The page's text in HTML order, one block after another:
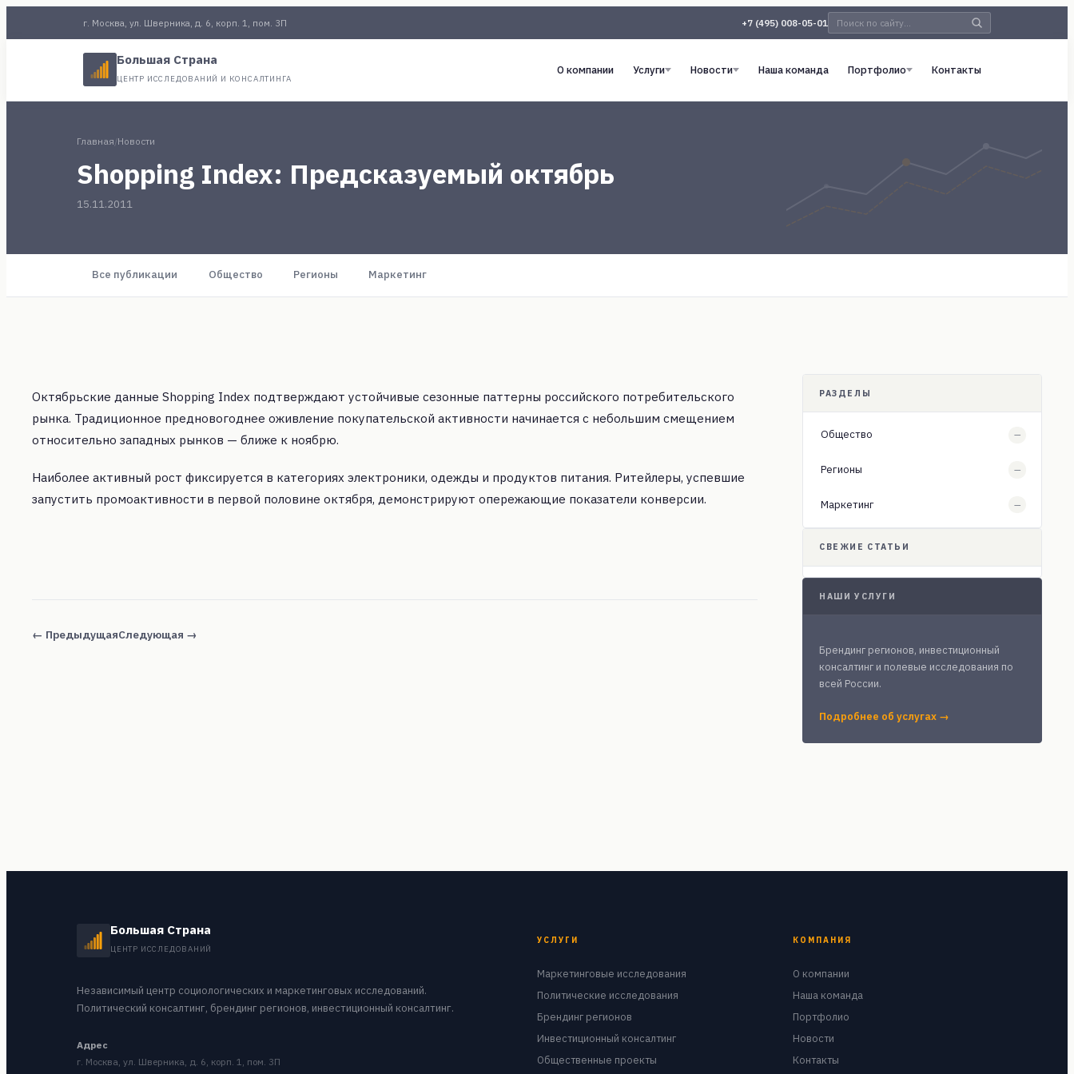
г. Москва, ул. Шверника, д. 6, корп. 1, пом. 3П +7 (495) 008-05-01
Большая Страна
ЦЕНТР ИССЛЕДОВАНИЙ И КОНСАЛТИНГА
О компании Услуги Новости Наша команда Портфолио Контакты
Главная/Новости
Shopping Index: Предсказуемый октябрь
15.11.2011
Все публикации Общество Регионы Маркетинг
Октябрьские данные Shopping Index подтверждают устойчивые сезонные паттерны российского потребительского
рынка. Традиционное предновогоднее оживление покупательской активности начинается с небольшим смещением
относительно западных рынков — ближе к ноябрю.
Наиболее активный рост фиксируется в категориях электроники, одежды и продуктов питания. Ритейлеры, успевшие
запустить промоактивности в первой половине октября, демонстрируют опережающие показатели конверсии.
← ПредыдущаяСледующая →
РАЗДЕЛЫ
Общество —
Регионы —
Маркетинг —
СВЕЖИЕ СТАТЬИ
НАШИ УСЛУГИ
Брендинг регионов, инвестиционный
консалтинг и полевые исследования по
всей России.
Подробнее об услугах →
Большая Страна
ЦЕНТР ИССЛЕДОВАНИЙ
Независимый центр социологических и маркетинговых исследований.
Политический консалтинг, брендинг регионов, инвестиционный консалтинг.
Адрес
г. Москва, ул. Шверника, д. 6, корп. 1, пом. 3П
УСЛУГИ
Маркетинговые исследования
Политические исследования
Брендинг регионов
Инвестиционный консалтинг
Общественные проекты
КОМПАНИЯ
О компании
Наша команда
Портфолио
Новости
Контакты